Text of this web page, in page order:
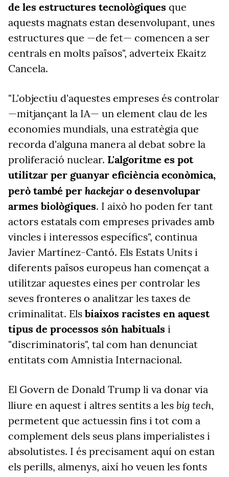
de les estructures tecnològiques que
aquests magnats estan desenvolupant, unes
estructures que —de fet— comencen a ser
centrals en molts països", adverteix Ekaitz
Cancela.
"L'objectiu d'aquestes empreses és controlar
—mitjançant la IA— un element clau de les
economies mundials, una estratègia que
recorda d'alguna manera al debat sobre la
proliferació nuclear. L'algoritme es pot
utilitzar per guanyar eficiència econòmica,
però també per hackejaro desenvolupar
armes biològiques. I això ho poden fer tant
actors estatals com empreses privades amb
vincles i interessos específics", continua
Javier Martínez-Cantó. Els Estats Units i
diferents països europeus han començat a
utilitzar aquestes eines per controlar les
seves fronteres o analitzar les taxes de
criminalitat. Els biaixos racistes en aquest
tipus de processos són habituals i
"discriminatoris", tal com han denunciat
entitats com Amnistia Internacional.
El Govern de Donald Trump li va donar via
lliure en aquest i altres sentits a les big tech,
permetent que actuessin fins i tot com a
complement dels seus plans imperialistes i
absolutistes. I és precisament aquí on estan
els perills, almenys, així ho veuen les fonts